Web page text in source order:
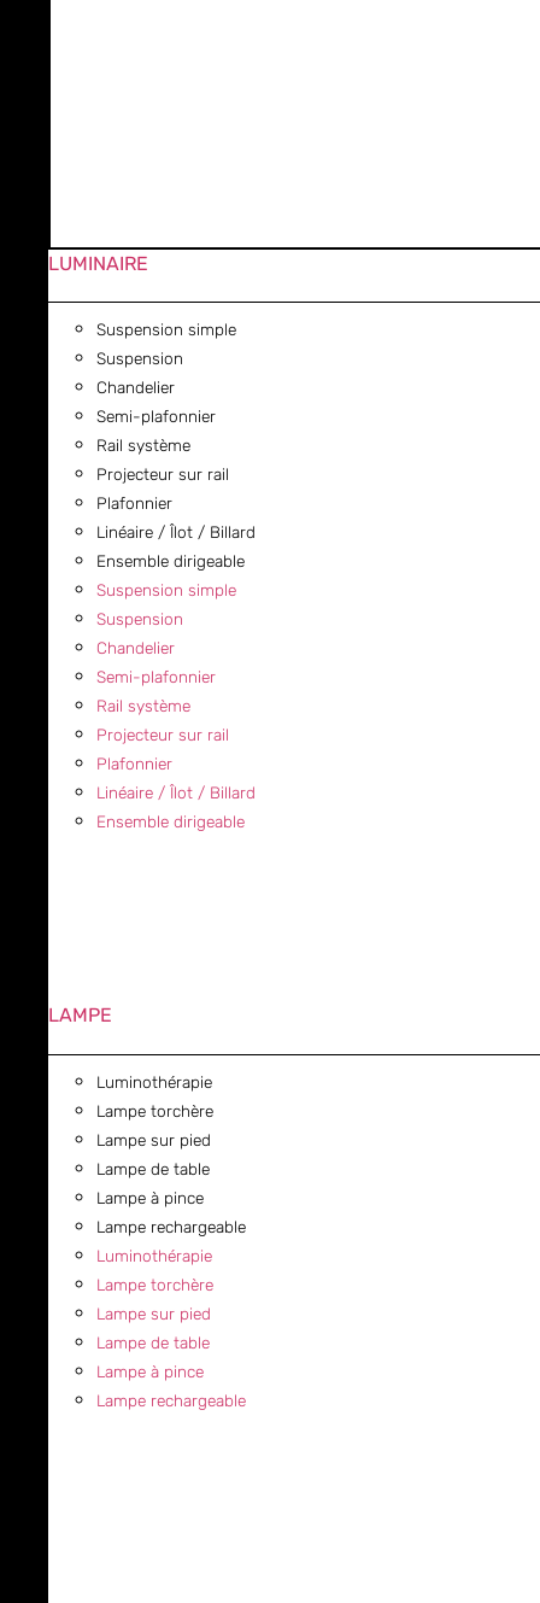
LUMINAIRE
Suspension simple
Suspension
Chandelier
Semi-plafonnier
Rail système
Projecteur sur rail
Plafonnier
Linéaire / Îlot / Billard
Ensemble dirigeable
Suspension simple
Suspension
Chandelier
Semi-plafonnier
Rail système
Projecteur sur rail
Plafonnier
Linéaire / Îlot / Billard
Ensemble dirigeable
LAMPE
Luminothérapie
Lampe torchère
Lampe sur pied
Lampe de table
Lampe à pince
Lampe rechargeable
Luminothérapie
Lampe torchère
Lampe sur pied
Lampe de table
Lampe à pince
Lampe rechargeable